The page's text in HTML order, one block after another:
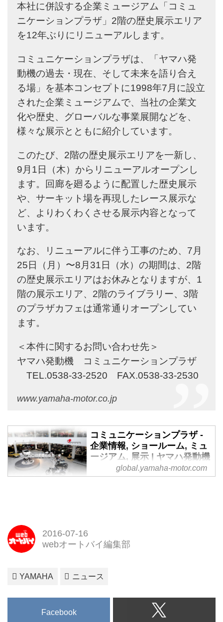
本社に併設する企業ミュージアム「コミュ
ニケーションプラザ」2階の歴史展示エリア
を12年ぶりにリニューアルします。
コミュニケーションプラザは、「ヤマハ発
動機の過去・現在、そして未来を語り合え
る場」を基本コンセプトに1998年7月に設立
された企業ミュージアムで、当社の企業文
化や歴史、グローバルな事業展開などを、
様々な展示とともに紹介しています。
このたび、2階の歴史展示エリアを一新し、
9月1日（木）からリニューアルオープンし
ます。回廊を廻るように配置した歴史展示
や、サーキット場を再現したレース展示な
ど、よりわくわくさせる展示内容となって
います。
なお、リニューアルに伴う工事のため、7月
25日（月）〜8月31日（水）の期間は、2階
の歴史展示エリアはお休みとなりますが、1
階の展示エリア、2階のライブラリー、3階
のプラザカフェは通常通りオープンしてい
ます。
＜本件に関するお問い合わせ先＞
ヤマハ発動機 コミュニケーションプラザ
TEL.0538-33-2520 FAX.0538-33-2530
www.yamaha-motor.co.jp
コミュニケーションプラザ -
企業情報, ショールーム, ミュ
ージアム, 展示 | ヤマハ発動機
株式会社 企業情報
展示]
global.yamaha-motor.com
2016-07-16
webオートバイ編集部
YAMAHA ニュース
Facebook